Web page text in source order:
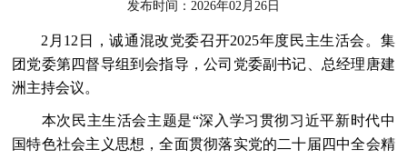
发布时间： 2026年02月26日
2月12日，诚通混改党委召开2025年度民主生活会。集
团党委第四督导组到会指导，公司党委副书记、总经理唐建
洲主持会议。
本次民主生活会主题是“深入学习贯彻习近平新时代中
国特色社会主义思想，全面贯彻落实党的二十届四中全会精